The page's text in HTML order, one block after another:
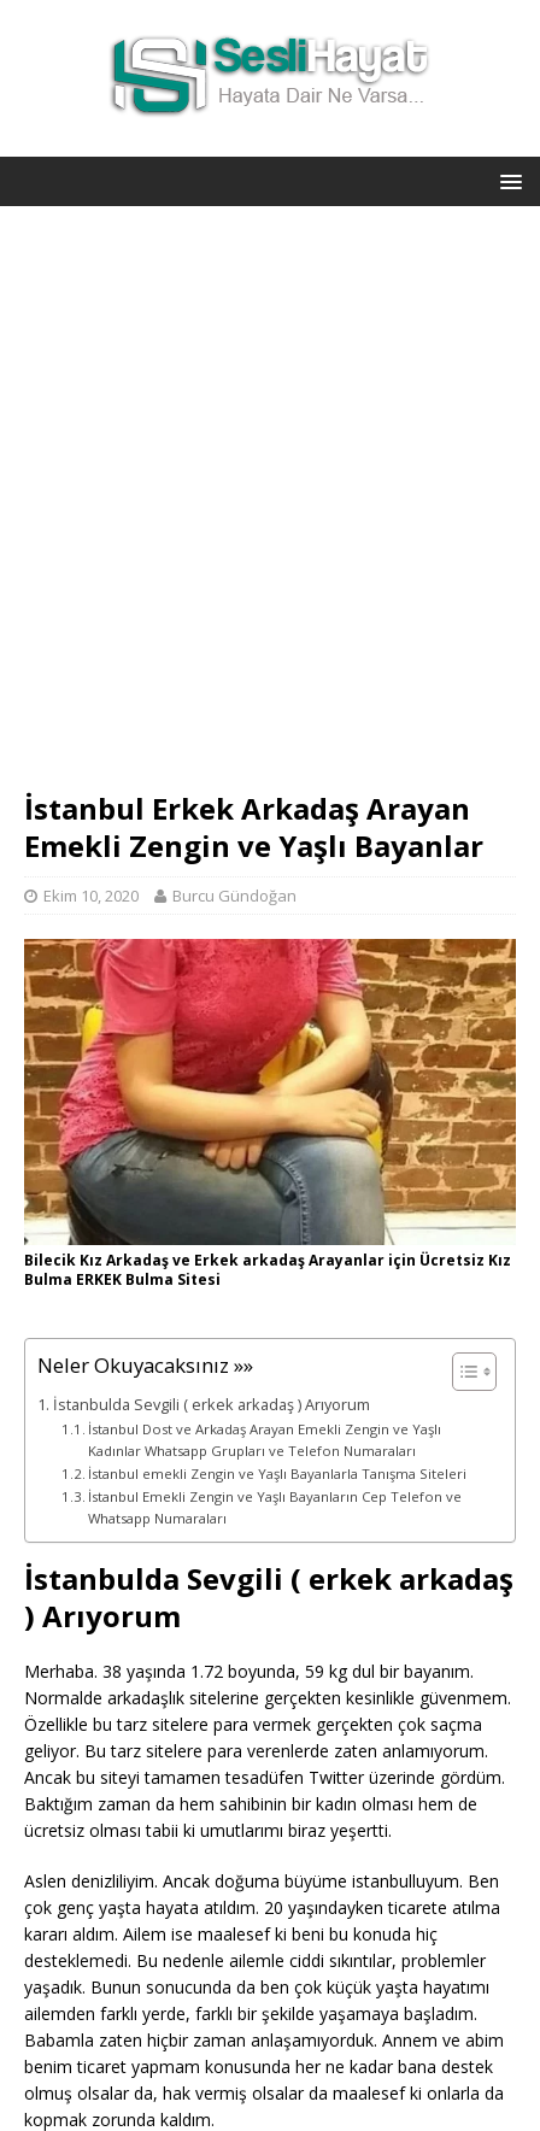
İstanbul Erkek Arkadaş Arayan
Emekli Zengin ve Yaşlı Bayanlar
Ekim 10, 2020 Burcu Gündoğan
Bilecik Kız Arkadaş ve Erkek arkadaş Arayanlar için Ücretsiz Kız
Bulma ERKEK Bulma Sitesi
Neler Okuyacaksınız »»
İstanbulda Sevgili ( erkek arkadaş ) Arıyorum
İstanbul Dost ve Arkadaş Arayan Emekli Zengin ve Yaşlı
Kadınlar Whatsapp Grupları ve Telefon Numaraları
İstanbul emekli Zengin ve Yaşlı Bayanlarla Tanışma Siteleri
İstanbul Emekli Zengin ve Yaşlı Bayanların Cep Telefon ve
Whatsapp Numaraları
İstanbulda Sevgili ( erkek arkadaş
) Arıyorum
Merhaba. 38 yaşında 1.72 boyunda, 59 kg dul bir bayanım.
Normalde arkadaşlık sitelerine gerçekten kesinlikle güvenmem.
Özellikle bu tarz sitelere para vermek gerçekten çok saçma
geliyor. Bu tarz sitelere para verenlerde zaten anlamıyorum.
Ancak bu siteyi tamamen tesadüfen Twitter üzerinde gördüm.
Baktığım zaman da hem sahibinin bir kadın olması hem de
ücretsiz olması tabii ki umutlarımı biraz yeşertti.
Aslen denizliliyim. Ancak doğuma büyüme istanbulluyum. Ben
çok genç yaşta hayata atıldım. 20 yaşındayken ticarete atılma
kararı aldım. Ailem ise maalesef ki beni bu konuda hiç
desteklemedi. Bu nedenle ailemle ciddi sıkıntılar, problemler
yaşadık. Bunun sonucunda da ben çok küçük yaşta hayatımı
ailemden farklı yerde, farklı bir şekilde yaşamaya başladım.
Babamla zaten hiçbir zaman anlaşamıyorduk. Annem ve abim
benim ticaret yapmam konusunda her ne kadar bana destek
olmuş olsalar da, hak vermiş olsalar da maalesef ki onlarla da
kopmak zorunda kaldım.